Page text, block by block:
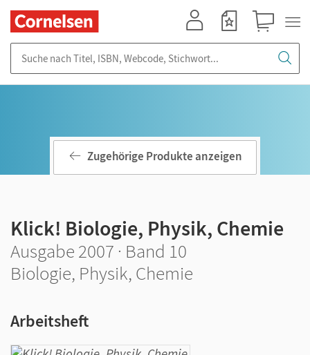
Zugehörige Produkte anzeigen
Klick! Biologie, Physik, Chemie
Ausgabe 2007 · Band 10
Biologie, Physik, Chemie
Arbeitsheft